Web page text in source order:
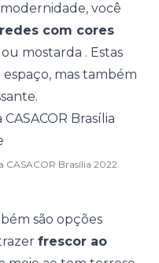
você
com cores
mostarda . Estas
mas também
CASACOR Brasília 2022.
são opções
frescor ao